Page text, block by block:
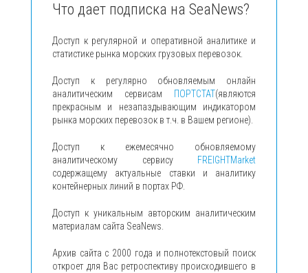
Что дает подписка на SeaNews?
Доступ к регулярной и оперативной аналитике и
статистике рынка морских грузовых перевозок.
Доступ к регулярно обновляемым онлайн
аналитическим сервисам ПОРТСТАТ(являются
прекрасным и незапаздывающим индикатором
рынка морских перевозок в т.ч. в Вашем регионе).
Доступ к ежемесячно обновляемому
аналитическому сервису FREIGHTMarket
содержащему актуальные ставки и аналитику
контейнерных линий в портах РФ.
Доступ к уникальным авторским аналитическим
материалам сайта SeaNews.
Архив сайта с 2000 года и полнотекстовый поиск
откроет для Вас ретроспективу происходившего в